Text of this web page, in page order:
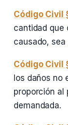
Código Civil
cantidad que
causado,
Código Civil
los daños no
proporción al
demandada.